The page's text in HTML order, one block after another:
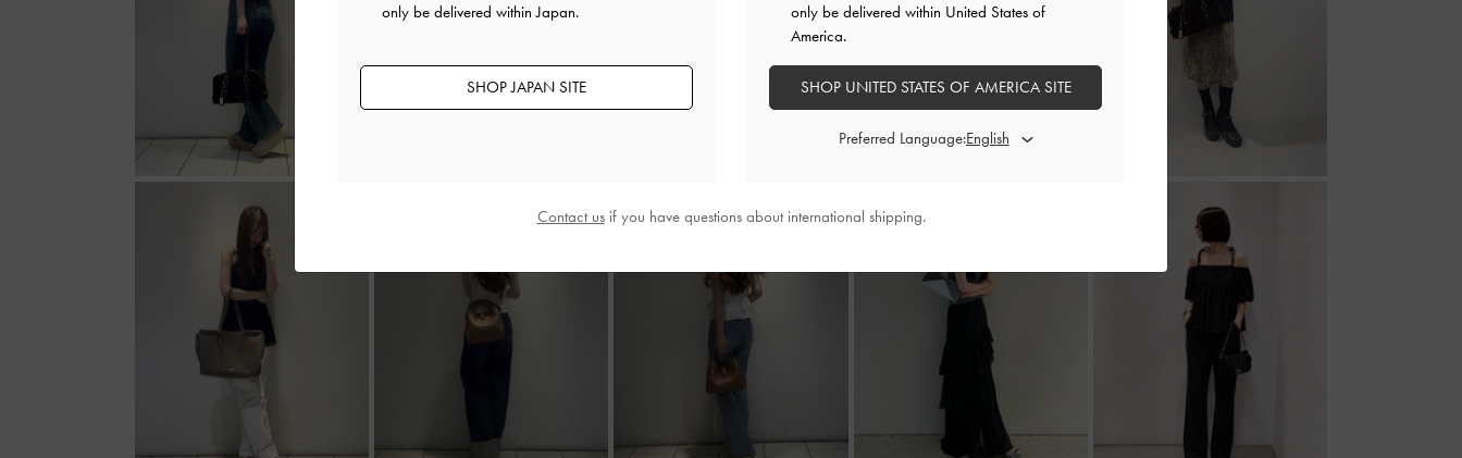
only be delivered within Japan.
SHOP JAPAN SITE
only be delivered within United States of
America.
SHOP UNITED STATES OF AMERICA SITE
Preferred Language:
Contact usif you have questions about international shipping.